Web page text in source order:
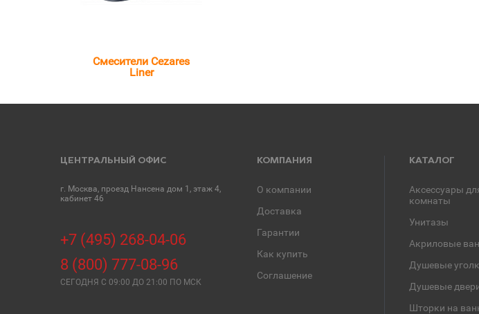
Смесители Cezares
Liner
ЦЕНТРАЛЬНЫЙ ОФИС
г. Москва, проезд Нансена дом 1, этаж 4,
кабинет 46
+7 (495) 268-04-06
8 (800) 777-08-96
СЕГОДНЯ C 09:00 ДО 21:00 ПО МСК
КОМПАНИЯ
О компании
Доставка
Гарантии
Как купить
Соглашение
КАТАЛОГ
Аксессуары
комнаты
Унитазы
Акриловые
Душевые
Душевые
Шторки на